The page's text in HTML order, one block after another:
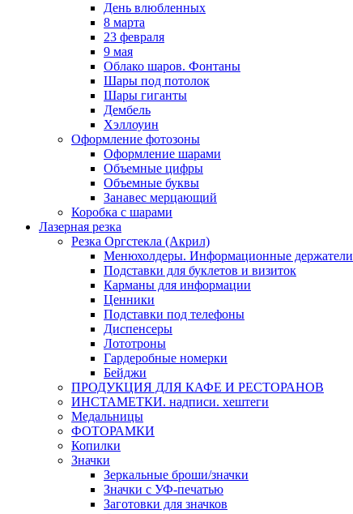
День влюбленных
8 марта
23 февраля
9 мая
Облако шаров. Фонтаны
Шары под потолок
Шары гиганты
Дембель
Хэллоуин
Оформление фотозоны
Оформление шарами
Объемные цифры
Объемные буквы
Занавес мерцающий
Коробка с шарами
Лазерная резка
Резка Оргстекла (Акрил)
Менюхолдеры. Информационные держатели
Подставки для буклетов и визиток
Карманы для информации
Ценники
Подставки под телефоны
Диспенсеры
Лототроны
Гардеробные номерки
Бейджи
ПРОДУКЦИЯ ДЛЯ КАФЕ И РЕСТОРАНОВ
ИНСТАМЕТКИ. надписи. хештеги
Медальницы
ФОТОРАМКИ
Копилки
Значки
Зеркальные броши/значки
Значки с УФ-печатью
Заготовки для значков